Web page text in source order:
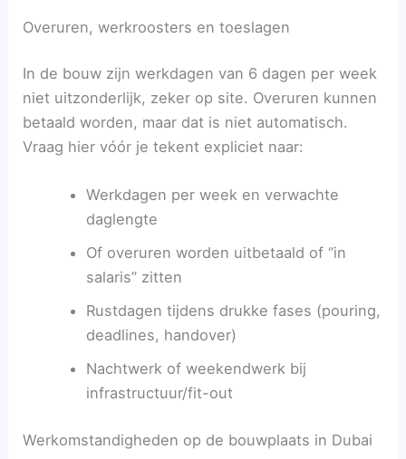
Overuren, werkroosters en toeslagen
In de bouw zijn werkdagen van 6 dagen per week
niet uitzonderlijk, zeker op site. Overuren kunnen
betaald worden, maar dat is niet automatisch.
Vraag hier vóór je tekent expliciet naar:
Werkdagen per week en verwachte
daglengte
Of overuren worden uitbetaald of “in
salaris” zitten
Rustdagen tijdens drukke fases (pouring,
deadlines, handover)
Nachtwerk of weekendwerk bij
infrastructuur/fit-out
Werkomstandigheden op de bouwplaats in Dubai